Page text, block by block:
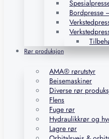
Bordpresse
Rør produksjon
AMA® rørutstyr
Beisemaskiner
Diverse rør
Flens
Fuge rør
Hydraulikkrør og
Lagre rør